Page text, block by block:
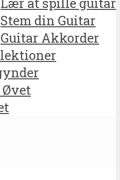
Stem din Guitar
Guitar Akkorder
Øvet